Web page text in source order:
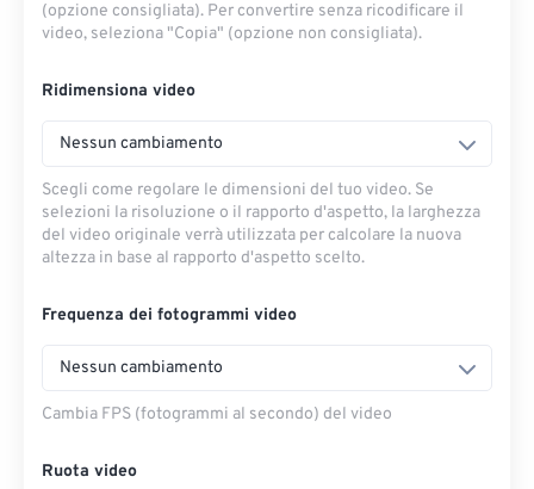
(opzione consigliata). Per convertire senza ricodificare il
video, seleziona "Copia" (opzione non consigliata).
Ridimensiona video
Nessun cambiamento
Scegli come regolare le dimensioni del tuo video. Se
selezioni la risoluzione o il rapporto d'aspetto, la larghezza
del video originale verrà utilizzata per calcolare la nuova
altezza in base al rapporto d'aspetto scelto.
Frequenza dei fotogrammi video
Nessun cambiamento
Cambia FPS (fotogrammi al secondo) del video
Ruota video